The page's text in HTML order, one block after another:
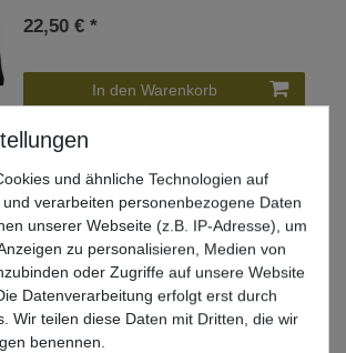
22,50 € *
In den Warenkorb
Westin Windster Beanie Os Grey -
Angelmütze
22,50 € *
In den Warenkorb
und ähnliche Technologien auf
verarbeiten personenbezogene Daten
unserer Webseite (z.B. IP-Adresse), um
zu personalisieren, Medien von
oder Zugriffe auf unsere Website
Datenverarbeitung erfolgt erst durch
Wir teilen diese Daten mit Dritten, die wir
benennen.